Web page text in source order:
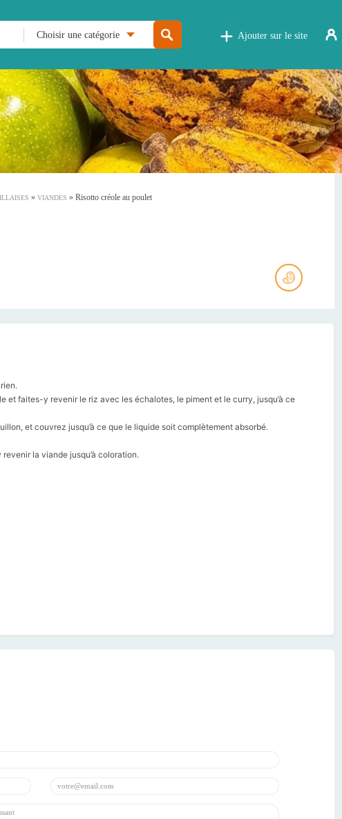
Choisir une catégorie Ajouter sur le site
» VIANDES » Risotto créole au poulet
et faites-y revenir le riz avec les échalotes, le piment et le curry, jusqu’à ce
et couvrez jusqu’à ce que le liquide soit complètement absorbé.
la viande jusqu’à coloration.